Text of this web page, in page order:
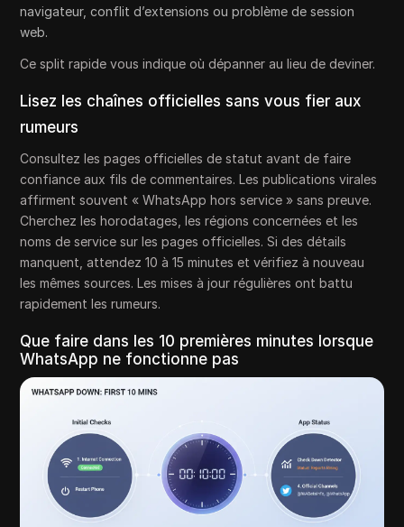
navigateur, conflit d’extensions ou problème de session
web.
Ce split rapide vous indique où dépanner au lieu de deviner.
Lisez les chaînes officielles sans vous fier aux
rumeurs
Consultez les pages officielles de statut avant de faire
confiance aux fils de commentaires. Les publications virales
affirment souvent « WhatsApp hors service » sans preuve.
Cherchez les horodatages, les régions concernées et les
noms de service sur les pages officielles. Si des détails
manquent, attendez 10 à 15 minutes et vérifiez à nouveau
les mêmes sources. Les mises à jour régulières ont battu
rapidement les rumeurs.
Que faire dans les 10 premières minutes lorsque
WhatsApp ne fonctionne pas